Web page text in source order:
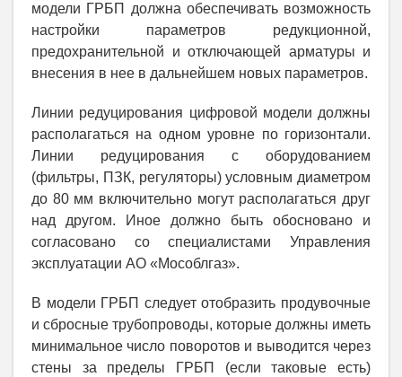
модели ГРБП должна обеспечивать возможность
настройки параметров редукционной,
предохранительной и отключающей арматуры и
внесения в нее в дальнейшем новых параметров.
Линии редуцирования цифровой модели должны
располагаться на одном уровне по горизонтали.
Линии редуцирования с оборудованием
(фильтры, ПЗК, регуляторы) условным диаметром
до 80 мм включительно могут располагаться друг
над другом. Иное должно быть обосновано и
согласовано со специалистами Управления
эксплуатации АО «Мособлгаз».
В модели ГРБП следует отобразить продувочные
и сбросные трубопроводы, которые должны иметь
минимальное число поворотов и выводится через
стены за пределы ГРБП (если таковые есть)